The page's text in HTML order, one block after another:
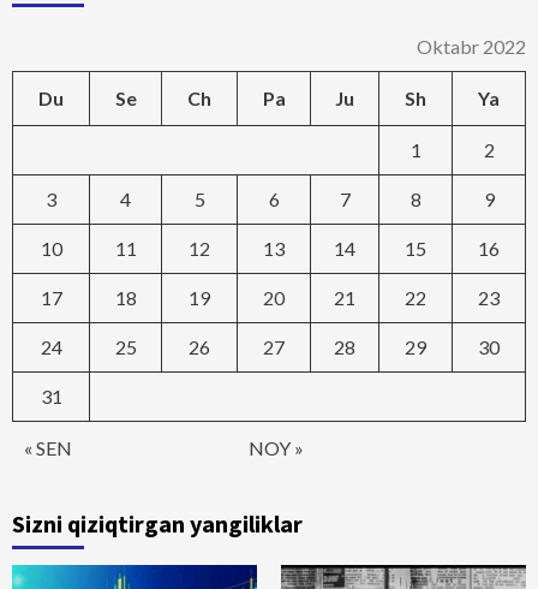
Oktabr 2022
Du Se Ch Pa Ju Sh Ya
« SEN NOY »
1 2
3 4 5 6 7 8 9
10 11 12 13 14 15 16
17 18 19 20 21 22 23
24 25 26 27 28 29 30
31
Sizni qiziqtirgan yangiliklar